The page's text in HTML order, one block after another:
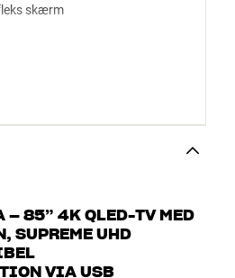
skærm
– 85” 4K QLED-TV MED
SUPREME UHD
VIA USB